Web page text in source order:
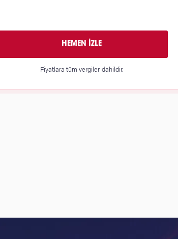
HEMEN İZLE
Fiyatlara tüm vergiler dahildir.